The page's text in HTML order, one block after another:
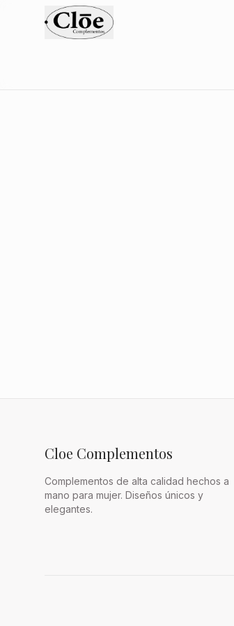
Cloe Complementos
Complementos de alta calidad hechos a
mano para mujer. Diseños únicos y
elegantes.